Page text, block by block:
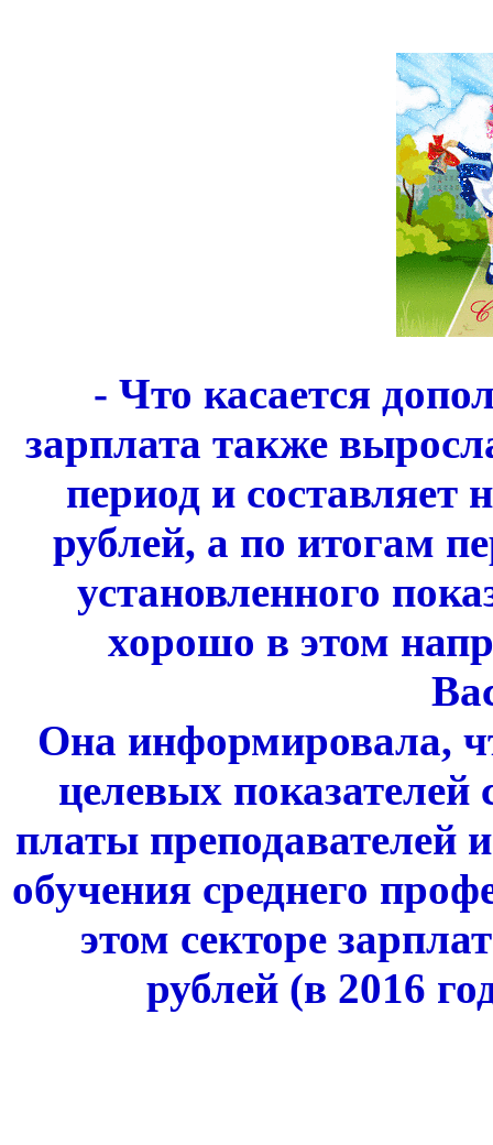
- Что касается
зарплата также
период и составляет
рублей, а по итогам
установленного
хорошо в этом
Она информировала,
целевых показателей
платы преподавателей
обучения среднего
этом секторе
рублей (в 2016